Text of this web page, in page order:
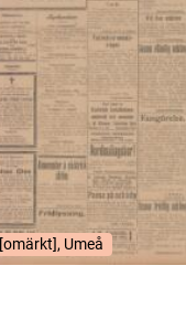
[omärkt], Umeå